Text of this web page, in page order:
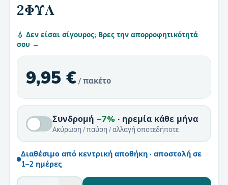
2ΦΥΛ
💧 Δεν είσαι σίγουρος; Βρες την απορροφητικότητά
σου →
9,95 € / πακέτο
Συνδρομή −7%· ηρεμία κάθε μήνα
Ακύρωση / παύση / αλλαγή οποτεδήποτε
Διαθέσιμο από κεντρική αποθήκη · αποστολή σε
1–2 ημέρες